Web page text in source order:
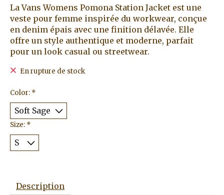
La Vans Womens Pomona Station Jacket est une
veste pour femme inspirée du workwear, conçue
en denim épais avec une finition délavée. Elle
offre un style authentique et moderne, parfait
pour un look casual ou streetwear.
En rupture de stock
Color: *
Size: *
Description